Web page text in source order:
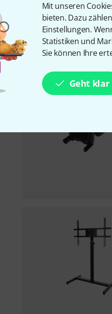
Mit unseren
bieten. Dazu
Einstellungen.
Statistiken und
Sie können Ihre
Geht klar